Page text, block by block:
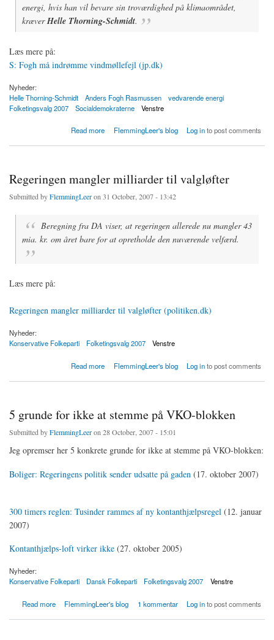
energi, hvis han vil bevare sin troværdighed på klimaområdet,
kræverHelle Thorning-Schmidt.
Læs mere på:
S: Fogh må indrømme vindmøllefejl (jp.dk)
Nyheder:
Helle Thorning-Schmidt
Anders Fogh Rasmussen
vedvarende energi
Folketingsvalg 2007
Socialdemokraterne Venstre
Read more
about S: Fogh må indrømme vindmøllefejlFlemmingLeer's blog Log into post comments
Regeringen mangler milliarder til valgløfter
Submitted byFlemmingLeeron 31 October, 2007 - 13:42
Beregning fra DA viser, at regeringen allerede nu mangler 43
mia. kr. om året bare for at opretholde den nuværende velfærd.
Læs mere på:
Regeringen mangler milliarder til valgløfter (politiken.dk)
Nyheder:
Konservative Folkeparti
Folketingsvalg 2007 Venstre
Read more
about Regeringen mangler milliarder til valgløfterFlemmingLeer's blog Log into post comments
5 grunde for ikke at stemme på VKO-blokken
Submitted byFlemmingLeeron 28 October, 2007 - 15:01
Jeg opremser her 5 konkrete grunde for ikke at stemme på VKO-blokken:
Boliger: Regeringens politik sender udsatte på gaden (17. oktober 2007)
300 timers reglen: Tusinder rammes af ny kontanthjælpsregel (12. januar
2007)
Kontanthjælps-loft virker ikke (27. oktober 2005)
Nyheder:
Konservative Folkeparti
Dansk Folkeparti Folketingsvalg 2007 Venstre
Read more
about 5 grunde for ikke at stemme på VKO-blokken
FlemmingLeer's blog 1 kommentar Log into post comments